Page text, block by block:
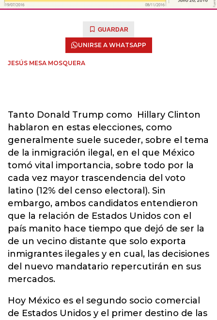
GUARDAR
UNIRSE A WHATSAPP
JESÚS MESA MOSQUERA
Tanto Donald Trump como Hillary Clinton
hablaron en estas elecciones, como
generalmente suele suceder, sobre el tema
de la inmigración ilegal, en el que México
tomó vital importancia, sobre todo por la
cada vez mayor trascendencia del voto
latino (12% del censo electoral). Sin
embargo, ambos candidatos entendieron
que la relación de Estados Unidos con el
país manito hace tiempo que dejó de ser la
de un vecino distante que solo exporta
inmigrantes ilegales y en cual, las decisiones
del nuevo mandatario repercutirán en sus
mercados.
Hoy México es el segundo socio comercial
de Estados Unidos y el primer destino de las